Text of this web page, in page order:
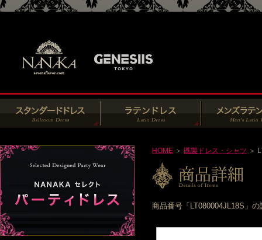
HOME ＞ 既製ドレス・シャツ ＞
商品番号「LT080004JL18S」